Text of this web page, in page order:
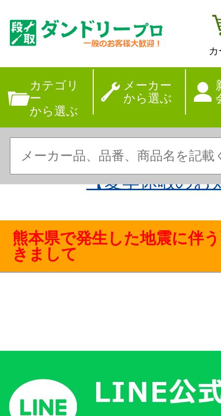
カテゴリ
ー
から選ぶ
メーカー
から選ぶ
【夏季休暇のお
熊本県で発生した地震に伴
きまして